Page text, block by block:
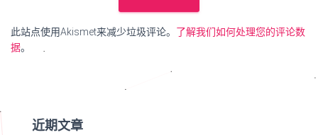
此站点使用Akismet来减少垃圾评论。 了解我们如何处理您的评论数
据。
近期文章